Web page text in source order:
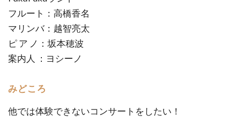
フルート：高橋香名
マリンバ：越智亮太
ピ ア ノ：坂本穂波
案内人 ：ヨシーノ
みどころ
他では体験できないコンサートをしたい！